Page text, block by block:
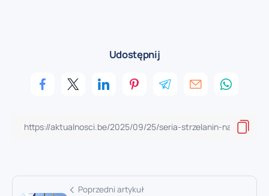
Udostępnij
Poprzedni artykuł